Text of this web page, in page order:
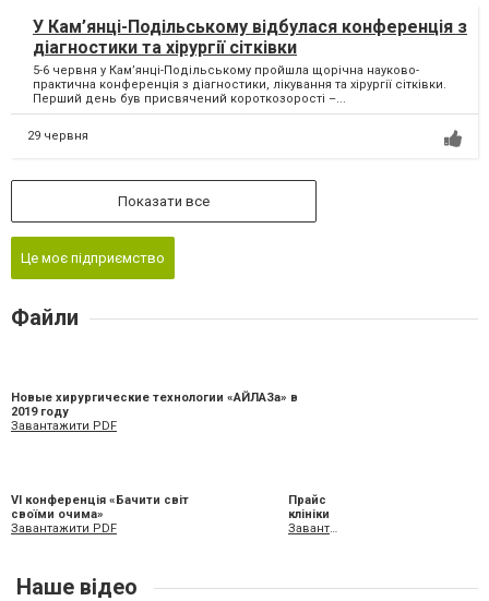
У Кам’янці-Подільському відбулася конференція з
діагностики та хірургії сітківки
5-6 червня у Кам’янці-Подільському пройшла щорічна науково-
практична конференція з діагностики, лікування та хірургії сітківки.
Перший день був присвячений короткозорості –...
29 червня
Показати все
Це моє підприємство
Файли
Новые хирургические технологии «АЙЛАЗа» в
2019 году
Завантажити PDF
VI конференція «Бачити світ
своїми очима»
Завантажити PDF
Прайс
клініки
Завантажити XLS
Наше відео